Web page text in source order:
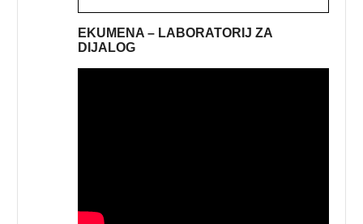
EKUMENA – LABORATORIJ ZA
DIJALOG